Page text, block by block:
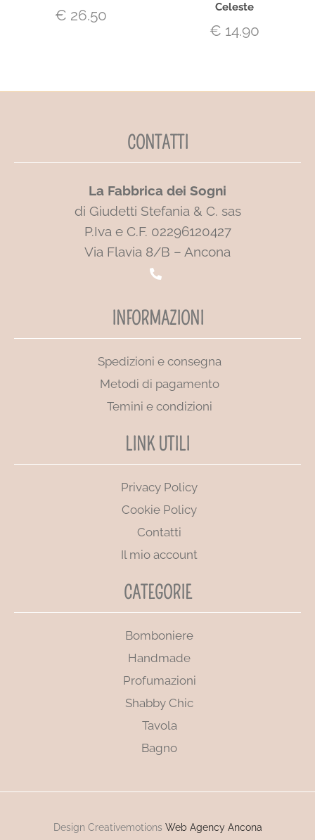
€ 26.50
Celeste
€ 14.90
CONTATTI
La Fabbrica dei Sogni
di Giudetti Stefania & C. sas
P.Iva e C.F. 02296120427
Via Flavia 8/B – Ancona
INFORMAZIONI
Spedizioni e consegna
Metodi di pagamento
Temini e condizioni
LINK UTILI
Privacy Policy
Cookie Policy
Contatti
Il mio account
CATEGORIE
Bomboniere
Handmade
Profumazioni
Shabby Chic
Tavola
Bagno
Design Creativemotions Web Agency Ancona